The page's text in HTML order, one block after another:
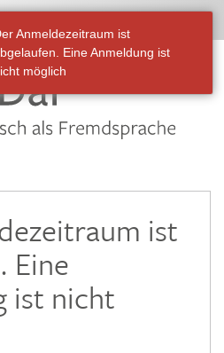
ist
Eine
ist nicht
Anmeldezeitraum ist
Eine Anmeldung ist
möglich